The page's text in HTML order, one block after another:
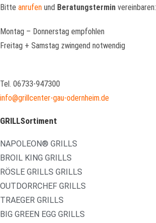
Bitte anrufen und Beratungstermin vereinbaren:
Montag – Donnerstag empfohlen
Freitag + Samstag zwingend notwendig
Tel. 06733-947300
info@grillcenter-gau-odernheim.de
GRILLSortiment
NAPOLEON® GRILLS
BROIL KING GRILLS
RÖSLE GRILLS GRILLS
OUTDORRCHEF GRILLS
TRAEGER GRILLS
BIG GREEN EGG GRILLS